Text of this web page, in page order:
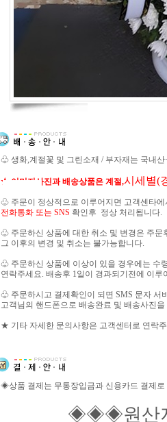
♧ 생화,계절꽃 및 그린소재 / 부자재는 국내산
★ 이미지사진과 배송상품은 계절,시세별(
♧ 주문이 정상적으로 이루어지면 고객센타
전화통화 또는 SNS 확인후 정상 처리됩니다.
♧ 주문하신 상품에 대한 취소 및 변경은 주문
그 이후의 변경 및 취소는 불가능합니다.
♧ 주문하신 상품에 이상이 있을 경우에는 수
연락주세요. 배송후 1일이 경과되기전에 이루
♧ 주문하시고 결제확인이 되면 SMS 문자 서
고객님의 핸드폰으로 배송완료 및 배송사진
★ 기타 자세한 문의사항은 고객센터로 연락
◈상품 결제는 무통장입금과 신용카드 결제로
◈◈◈원산지